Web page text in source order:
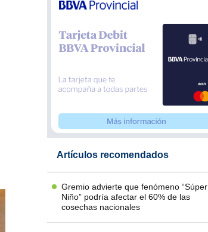
Artículos recomendados
Gremio advierte que fenómeno “Súper
Niño” podría afectar el 60% de las
cosechas nacionales